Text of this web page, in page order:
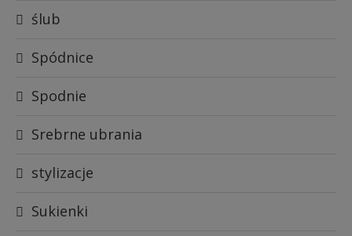
ślub
Spódnice
Spodnie
Srebrne ubrania
stylizacje
Sukienki